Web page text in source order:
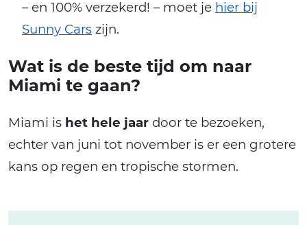
– en 100% verzekerd! – moet je hier bij
Sunny Cars zijn.
Wat is de beste tijd om naar
Miami te gaan?
Miami is het hele jaar door te bezoeken,
echter van juni tot november is er een grotere
kans op regen en tropische stormen.